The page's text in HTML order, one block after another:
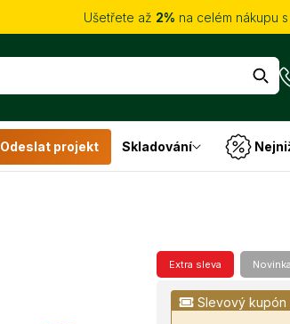
Ušetřete až 2% na celém nákupu
Odeslat projekt Skladování
Extra sleva Novinka
Slevový kupón